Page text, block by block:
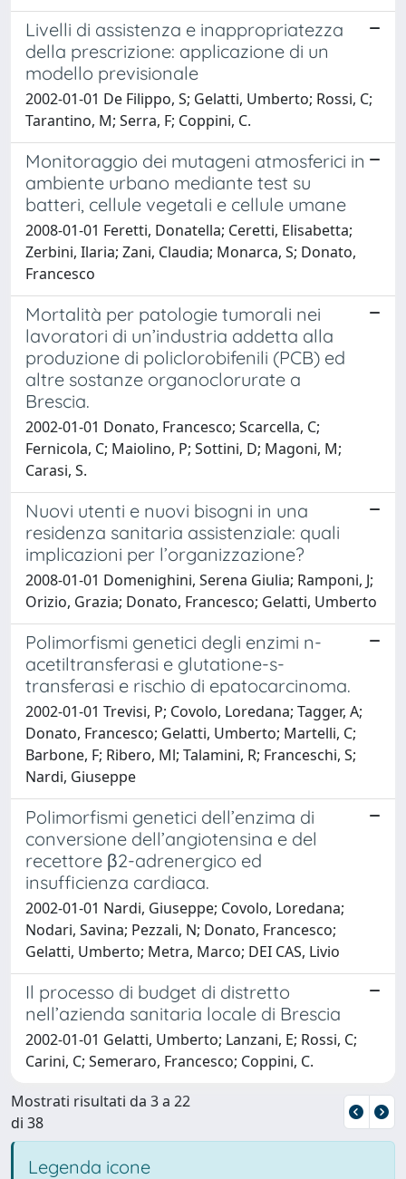
Livelli di assistenza e inappropriatezza
della prescrizione: applicazione di un
modello previsionale
2002-01-01 De Filippo, S; Gelatti, Umberto; Rossi, C;
Tarantino, M; Serra, F; Coppini, C.
Monitoraggio dei mutageni atmosferici in
ambiente urbano mediante test su
batteri, cellule vegetali e cellule umane
2008-01-01 Feretti, Donatella; Ceretti, Elisabetta;
Zerbini, Ilaria; Zani, Claudia; Monarca, S; Donato,
Francesco
Mortalità per patologie tumorali nei
lavoratori di un’industria addetta alla
produzione di policlorobifenili (PCB) ed
altre sostanze organoclorurate a
Brescia.
2002-01-01 Donato, Francesco; Scarcella, C;
Fernicola, C; Maiolino, P; Sottini, D; Magoni, M;
Carasi, S.
Nuovi utenti e nuovi bisogni in una
residenza sanitaria assistenziale: quali
implicazioni per l’organizzazione?
2008-01-01 Domenighini, Serena Giulia; Ramponi, J;
Orizio, Grazia; Donato, Francesco; Gelatti, Umberto
Polimorfismi genetici degli enzimi n-
acetiltransferasi e glutatione-s-
transferasi e rischio di epatocarcinoma.
2002-01-01 Trevisi, P; Covolo, Loredana; Tagger, A;
Donato, Francesco; Gelatti, Umberto; Martelli, C;
Barbone, F; Ribero, Ml; Talamini, R; Franceschi, S;
Nardi, Giuseppe
Polimorfismi genetici dell’enzima di
conversione dell’angiotensina e del
recettore β2-adrenergico ed
insufficienza cardiaca.
2002-01-01 Nardi, Giuseppe; Covolo, Loredana;
Nodari, Savina; Pezzali, N; Donato, Francesco;
Gelatti, Umberto; Metra, Marco; DEI CAS, Livio
Il processo di budget di distretto
nell’azienda sanitaria locale di Brescia
2002-01-01 Gelatti, Umberto; Lanzani, E; Rossi, C;
Carini, C; Semeraro, Francesco; Coppini, C.
Mostrati risultati da 3 a 22
di 38
Legenda icone